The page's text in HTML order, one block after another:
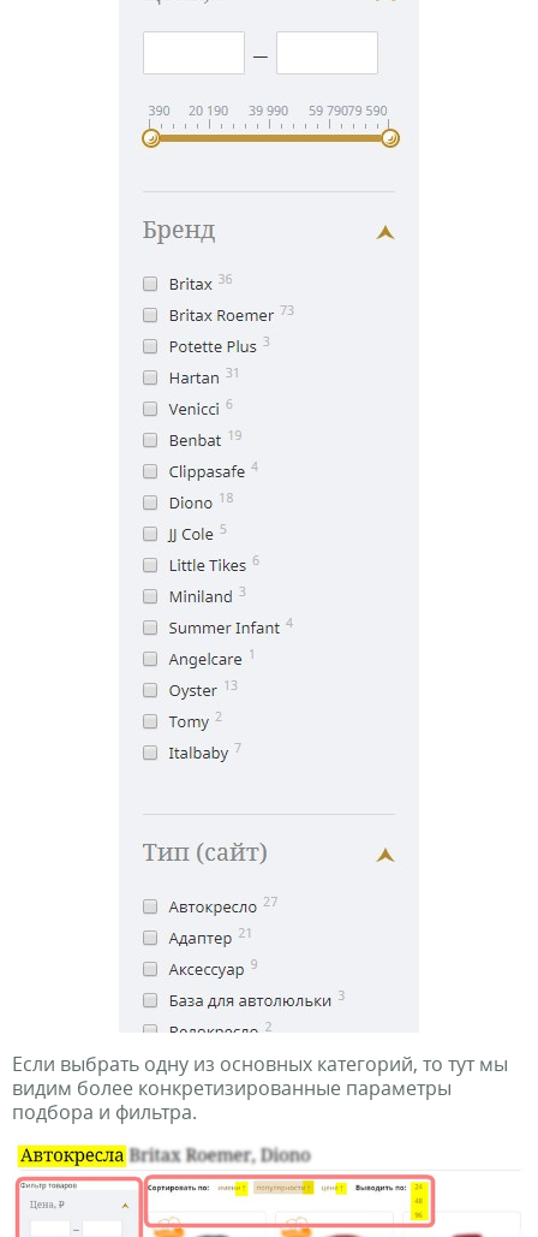
Если выбрать одну из основных категорий, то тут мы
видим более конкретизированные параметры
подбора и фильтра.